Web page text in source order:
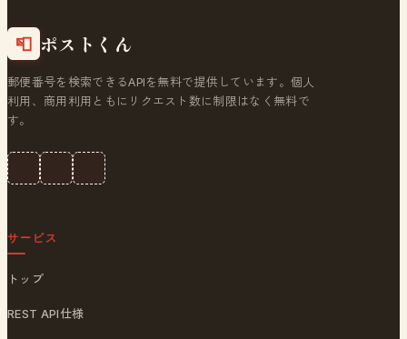
📮 ポストくん
郵便番号を検索できるAPIを無料で提供しています。個人
利用、商用利用ともにリクエスト数に制限はなく無料で
す。
サービス
トップ
REST API仕様